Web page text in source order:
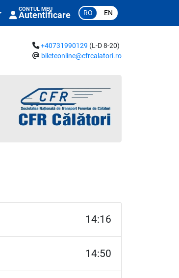
CONTUL MEU
Autentificare RO EN
+40731990129 (L-D 8-20)
bileteonline@cfrcalatori.ro
14:16
14:50